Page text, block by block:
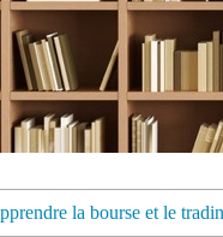
la bourse et le